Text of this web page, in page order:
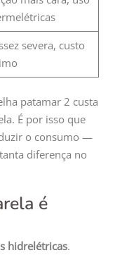
severa, custo
patamar 2 custa
É por isso que
o consumo —
diferença no
é
hidrelétricas.